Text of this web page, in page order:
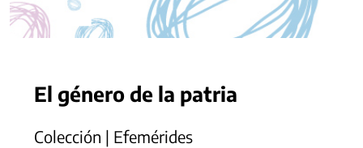
El género de la patria
Colección | Efemérides